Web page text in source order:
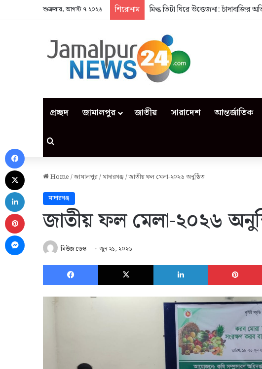
শুক্রবার, আগস্ট ৭ ২০২৬ শিরোনাম মিল্ক ভিটা ঘিরে উত্তেজনা: চাঁদাবাজির
প্রচ্ছদ জামালপুর জাতীয় সারাদেশ আন্তর্জাতিক
Search for
Home/জামালপুর/মাদারগঞ্জ/জাতীয় ফল মেলা-২০২৬ অনুষ্ঠিত
মাদারগঞ্জ
জাতীয় ফল মেলা-২০২৬
নিউজ ডেস্ক জুন ২১, ২০২৬
Facebook X LinkedIn
Facebook
LinkedIn
Pinterest